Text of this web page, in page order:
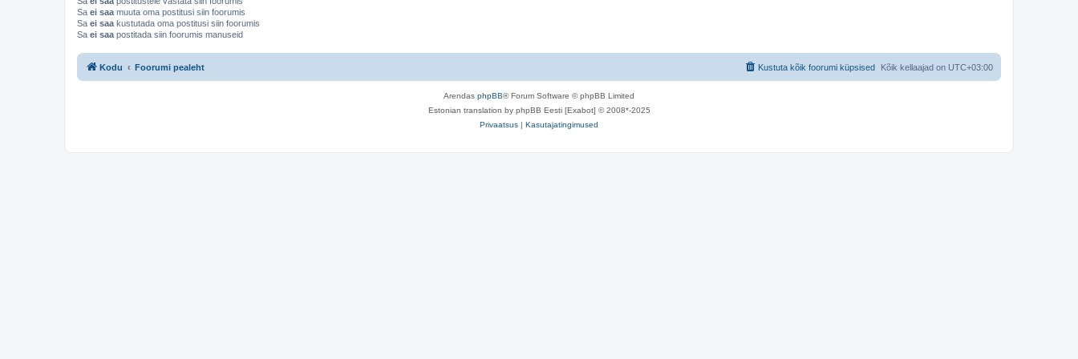
Sa ei saa muuta oma postitusi siin foorumis
Sa ei saa kustutada oma postitusi siin foorumis
Sa ei saa postitada siin foorumis manuseid
Kodu Foorumi pealeht Kõik kellaajad on UTC+03:00
Kustuta kõik foorumi küpsised
Arendas phpBB® Forum Software © phpBB Limited
Estonian translation by phpBB Eesti [Exabot] © 2008*-2025
Privaatsus | Kasutajatingimused